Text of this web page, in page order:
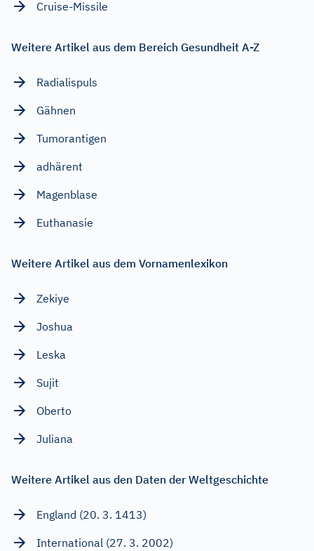
Cruise-Missile
Weitere Artikel aus dem Bereich Gesundheit A-Z
Radialispuls
Gähnen
Tumorantigen
adhärent
Magenblase
Euthanasie
Weitere Artikel aus dem Vornamenlexikon
Zekiye
Joshua
Leska
Sujit
Oberto
Juliana
Weitere Artikel aus den Daten der Weltgeschichte
England (20. 3. 1413)
International (27. 3. 2002)